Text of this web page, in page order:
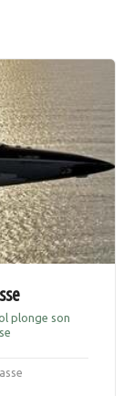
plonge son